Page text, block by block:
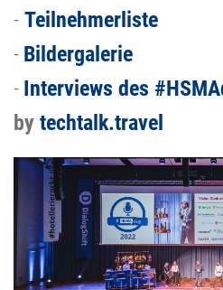
- Teilnehmerliste
- Bildergalerie
- Interviews des
by techtalk.travel